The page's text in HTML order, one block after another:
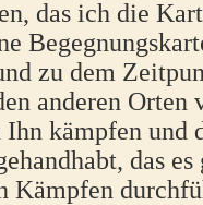
das ich die
zu dem
anderen Orten
kämpfen und
das es